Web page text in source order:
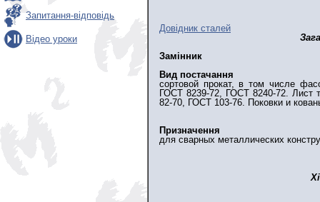
Запитання-відповідь
Відео уроки
Довідник сталей
Замінник
Вид постачання
сортовой прокат, в том числе
ГОСТ 8239-72, ГОСТ 8240-72. Лист
82-70, ГОСТ 103-76. Поковки и
Призначення
для сварных металлических